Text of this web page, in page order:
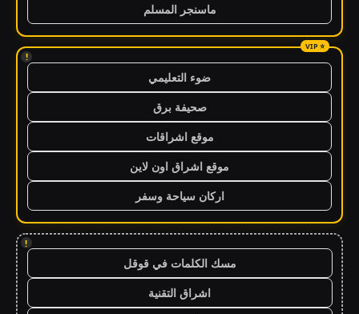
ماسنجر المسلم
!
ضوء التعليمي
صحيفة برق
موقع اشراقات
موقع اشراق اون لاين
اركان سياحة وسفر
!
مسك الكلمات في قوقل
اشراق التقنية